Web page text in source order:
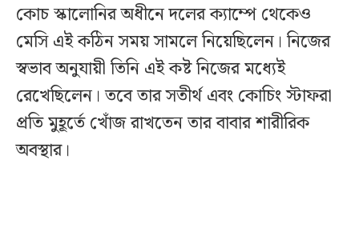
কোচ স্কালোনির অধীনে দলের ক্যাম্পে থেকেও
মেসি এই কঠিন সময় সামলে নিয়েছিলেন। নিজের
স্বভাব অনুযায়ী তিনি এই কষ্ট নিজের মধ্যেই
রেখেছিলেন। তবে তার সতীর্থ এবং কোচিং স্টাফরা
প্রতি মুহূর্তে খোঁজ রাখতেন তার বাবার শারীরিক
অবস্থার।